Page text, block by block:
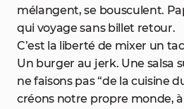
mélangent, se bousculent.
qui voyage sans billet retour.
C’est la liberté de mixer un
Un burger au jerk. Une salsa
ne faisons pas “de la cuisine
créons notre propre monde,